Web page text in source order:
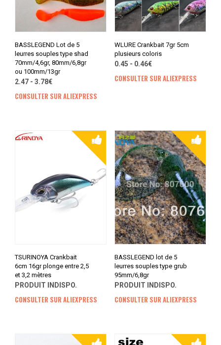
BASSLEGEND Lot de 5
leurres souples type shad
70mm/4,6gr, 80mm/6,8gr
ou 100mm/13gr
2.47 - 3.78€
CONSULTER SUR ALIEXPRESS
WLURE Crankbait 7gr 5cm
plusieurs coloris
0.45 - 0.46€
CONSULTER SUR ALIEXPRESS
TSURINOYA Crankbait
6cm 16gr plonge entre 2,5
et 3,2 mètres
PRODUIT INDISPO.
CONSULTER SUR ALIEXPRESS
BASSLEGEND lot de 5
leurres souples type grub
95mm/6,8gr
PRODUIT INDISPO.
CONSULTER SUR ALIEXPRESS